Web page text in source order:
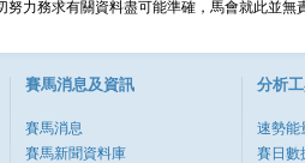
努力務求有關資料盡可能準確，馬會就此並
賽馬消息及資訊
賽馬消息
賽馬新聞資料庫
分析
速勢能
賽日數